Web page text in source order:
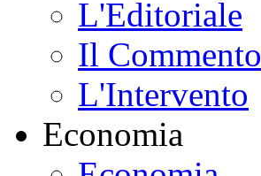
L'Editoriale
Il Commento
L'Intervento
Economia